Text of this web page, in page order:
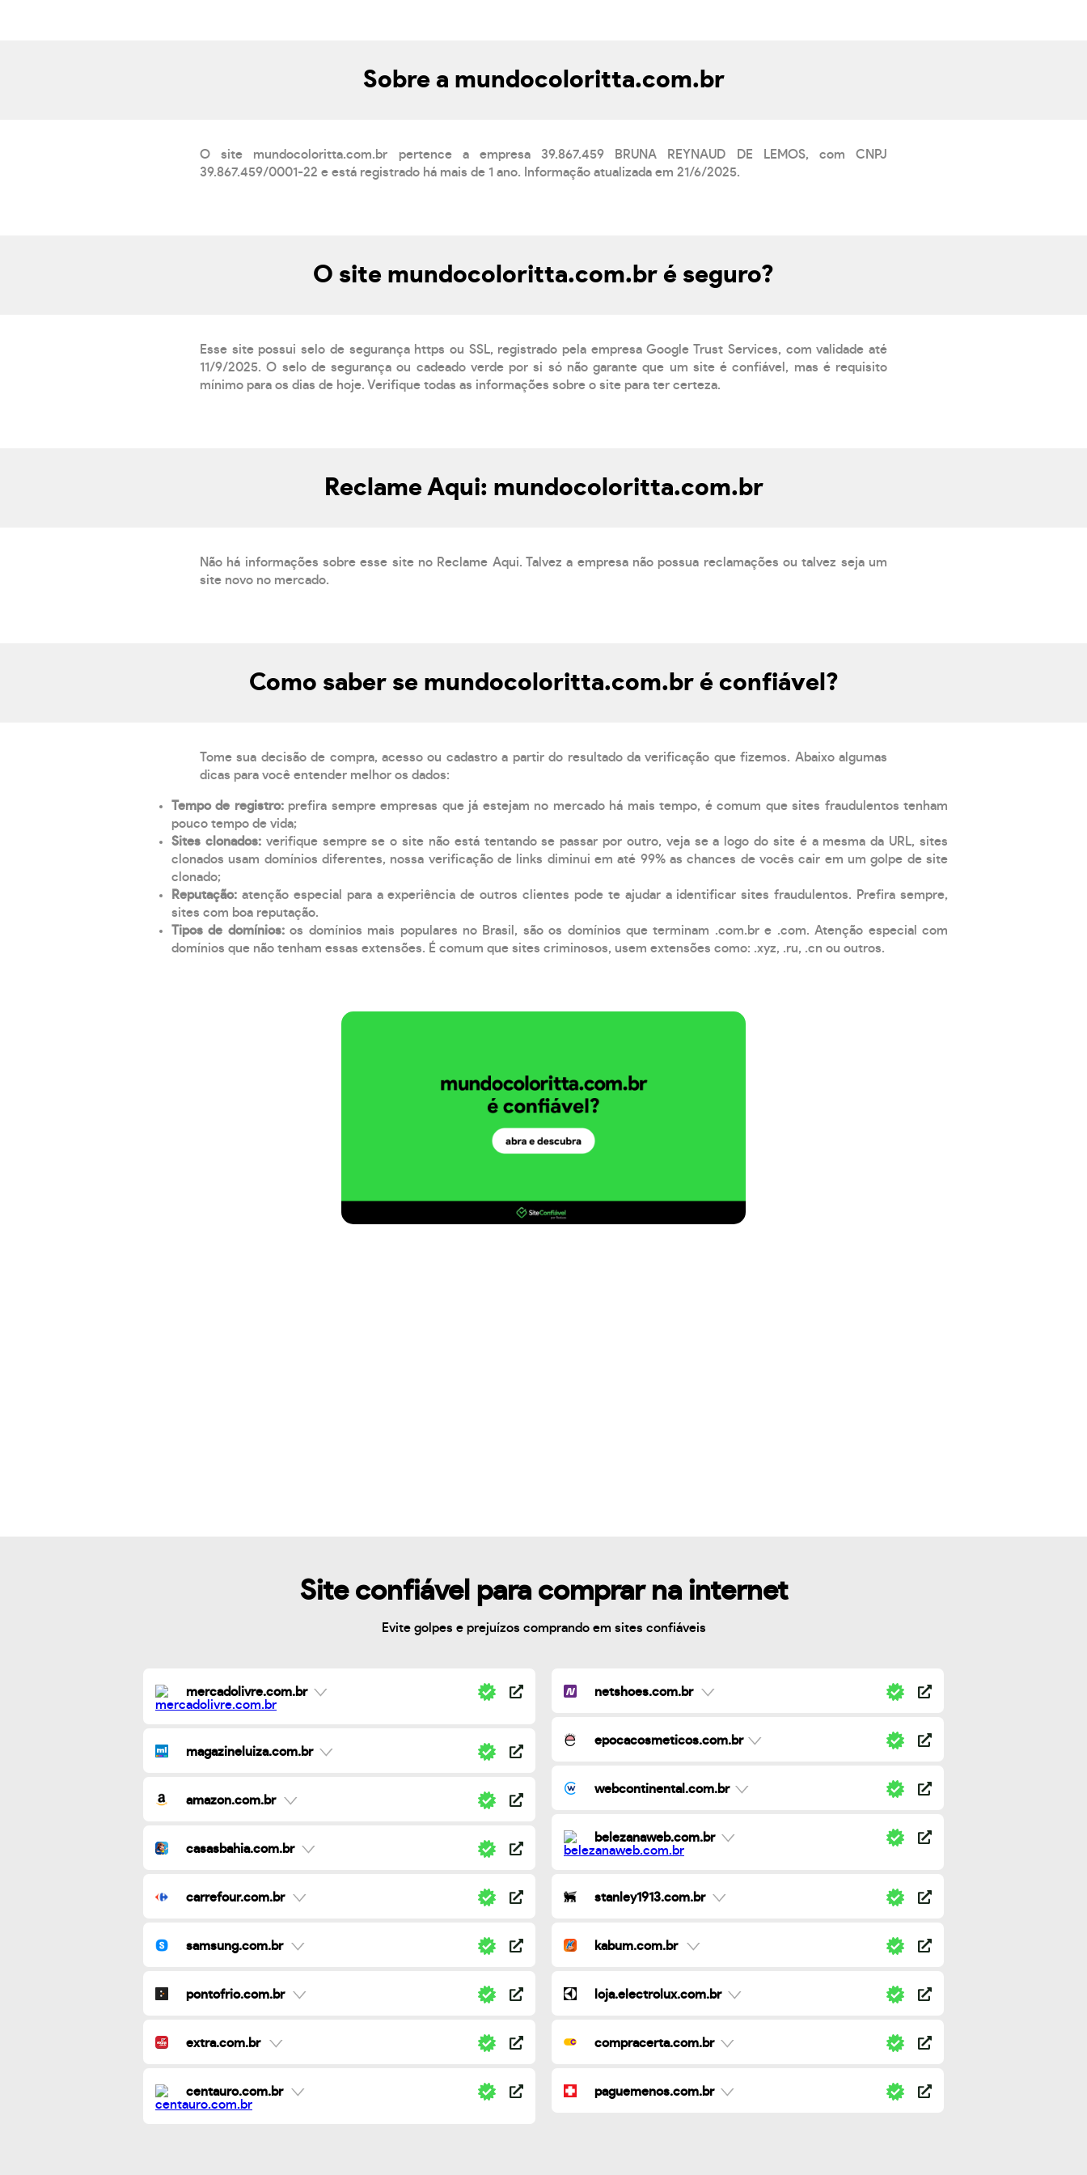
Sobre a mundocoloritta.com.br
O site mundocoloritta.com.br pertence a empresa 39.867.459 BRUNA REYNAUD DE LEMOS, com CNPJ
39.867.459/0001-22 e está registrado há mais de 1 ano. Informação atualizada em 21/6/2025.
O site mundocoloritta.com.br é seguro?
Esse site possui selo de segurança https ou SSL, registrado pela empresa Google Trust Services, com validade até
11/9/2025. O selo de segurança ou cadeado verde por si só não garante que um site é confiável, mas é requisito
mínimo para os dias de hoje. Verifique todas as informações sobre o site para ter certeza.
Reclame Aqui: mundocoloritta.com.br
Não há informações sobre esse site no Reclame Aqui. Talvez a empresa não possua reclamações ou talvez seja um
site novo no mercado.
Como saber se mundocoloritta.com.br é confiável?
Tome sua decisão de compra, acesso ou cadastro a partir do resultado da verificação que fizemos. Abaixo algumas
dicas para você entender melhor os dados:
Tempo de registro: prefira sempre empresas que já estejam no mercado há mais tempo, é comum que sites fraudulentos tenham
pouco tempo de vida;
Sites clonados: verifique sempre se o site não está tentando se passar por outro, veja se a logo do site é a mesma da URL, sites
clonados usam domínios diferentes, nossa verificação de links diminui em até 99% as chances de vocês cair em um golpe de site
clonado;
Reputação: atenção especial para a experiência de outros clientes pode te ajudar a identificar sites fraudulentos. Prefira sempre,
sites com boa reputação.
Tipos de domínios:os domínios mais populares no Brasil, são os domínios que terminam .com.br e .com. Atenção especial com
domínios que não tenham essas extensões. É comum que sites criminosos, usem extensões como: .xyz, .ru, .cn ou outros.
Site confiável para comprar na internet
Evite golpes e prejuízos comprando em sites confiáveis
mercadolivre.com.br
magazineluiza.com.br
amazon.com.br
casasbahia.com.br
carrefour.com.br
samsung.com.br
pontofrio.com.br
extra.com.br
centauro.com.br
netshoes.com.br
epocacosmeticos.com.br
webcontinental.com.br
belezanaweb.com.br
stanley1913.com.br
kabum.com.br
loja.electrolux.com.br
compracerta.com.br
paguemenos.com.br